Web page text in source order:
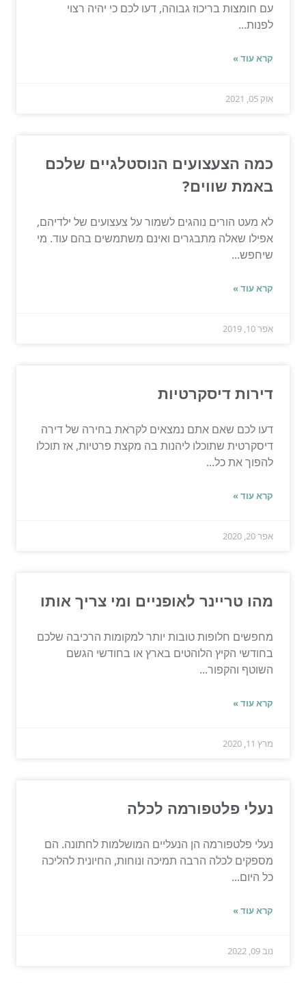
עם חומצות בריכוז גבוהה, דעו לכם כי יהיה רצוי
לפנות...
קרא עוד »
אוק 05, 2021
כמה הצעצועים הנוסטלגיים שלכם
באמת שווים?
לא מעט הורים נוהגים לשמור על צעצועים של ילדיהם,
אפילו שאלה מתבגרים ואינם משתמשים בהם עוד. מי
שיחפש...
קרא עוד »
אפר 10, 2019
דירות דיסקרטיות
דעו לכם שאם אתם נמצאים לקראת בחירה של דירה
דיסקרטית שתוכלו ליהנות בה מקצת פרטיות, אז תוכלו
להפוך את כל...
קרא עוד »
אפר 20, 2020
מהו טריינר לאופניים ומי צריך אותו
מחפשים חלופות טובות יותר למקומות הרכיבה שלכם
בחודשי הקיץ הלוהטים בארץ או בחודשי הגשם
השוטף והקפור...
קרא עוד »
מרץ 11, 2020
נעלי פלטפורמה לכלה
נעלי פלטפורמה הן הנעליים המושלמות לחתונה. הם
מספקים לכלה הרבה תמיכה ונוחות, החיונית להליכה
כל היום...
קרא עוד »
נוב 09, 2022